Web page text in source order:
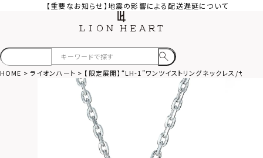
【重要なお知らせ】地震の影響による配送遅延について
HOME ライオンハート 【限定展開】“LH-1”ワンツイストリングネックレス/サージ